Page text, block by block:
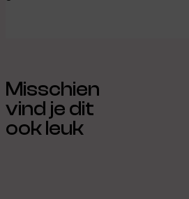
Misschien
vind je dit
ook leuk